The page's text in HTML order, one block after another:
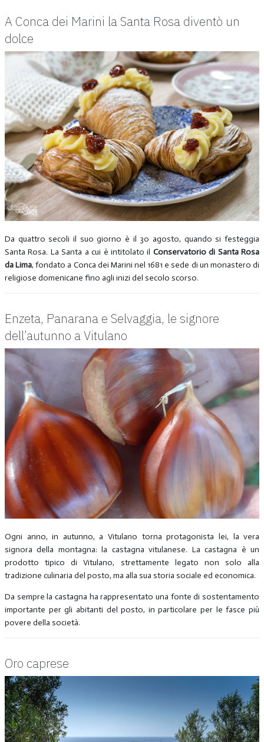
A Conca dei Marini la Santa Rosa diventò un
dolce
Da quattro secoli il suo giorno è il 30 agosto, quando si festeggia
Santa Rosa. La Santa a cui è intitolato il Conservatorio di Santa Rosa
da Lima, fondato a Conca dei Marini nel 1681 e sede di un monastero di
religiose domenicane fino agli inizi del secolo scorso.
Enzeta, Panarana e Selvaggia, le signore
dell’autunno a Vitulano
Ogni anno, in autunno, a Vitulano torna protagonista lei, la vera
signora della montagna: la castagna vitulanese. La castagna è un
prodotto tipico di Vitulano, strettamente legato non solo alla
tradizione culinaria del posto, ma alla sua storia sociale ed economica.
Da sempre la castagna ha rappresentato una fonte di sostentamento
importante per gli abitanti del posto, in particolare per le fasce più
povere della società.
Oro caprese